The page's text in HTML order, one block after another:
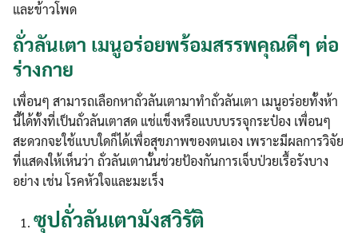
และข้าวโพด
ถั่วลันเตา เมนูอร่อยพร้อมสรรพคุณดีๆ ต่อ
ร่างกาย
เพื่อนๆ สามารถเลือกหาถั่วลันเตามาทำถั่วลันเตา เมนูอร่อยทั้งห้า
นี้ได้ทั้งที่เป็นถั่วลันเตาสด แช่แข็งหรือแบบบรรจุกระป๋อง เพื่อนๆ
สะดวกจะใช้แบบใดก็ได้เพื่อสุขภาพของตนเอง เพราะมีผลการวิจัย
ที่แสดงให้เห็นว่า ถั่วลันเตานั้นช่วยป้องกันการเจ็บป่วยเรื้อรังบาง
อย่าง เช่น โรคหัวใจและมะเร็ง
ซุปถั่วลันเตามังสวิรัติ